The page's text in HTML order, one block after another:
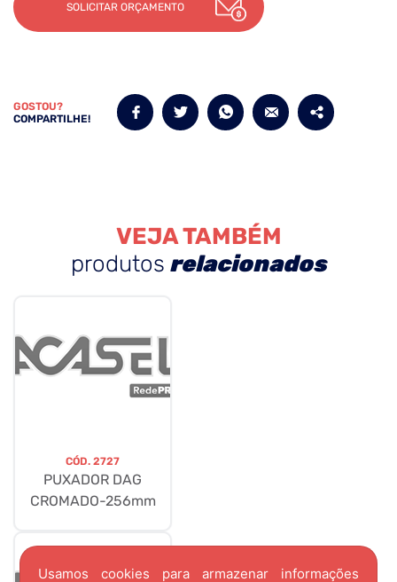
Usamos cookies para armazenar informações
SOLICITAR ORÇAMENTO
GOSTOU?
COMPARTILHE!
VEJA TAMBÉM
produtos relacionados
CÓD. 2727
PUXADOR DAG
CROMADO-256mm